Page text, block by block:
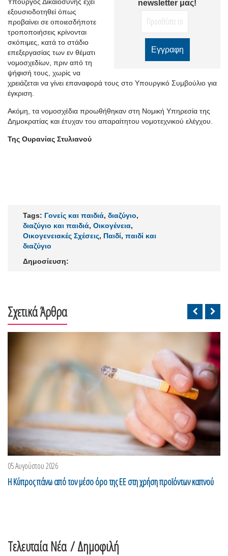
newsletter μας!
Υπουργός Δικαιοσύνης έχει
εξουσιοδοτηθεί όπως
προβαίνει σε οποιεσδήποτε
τροποποιήσεις κρίνονται
σκόπιμες, κατά το στάδιο
επεξεργασίας των εν θέματι
νομοσχεδίων, πριν από τη
ψήφισή τους, χωρίς να
χρειάζεται να γίνει επαναφορά τους στο Υπουργικό Συμβούλιο για
έγκριση.
Ακόμη, τα νομοσχέδια προωθήθηκαν στη Νομική Υπηρεσία της
Δημοκρατίας και έτυχαν του απαραίτητου νομοτεχνικού ελέγχου.
Της Ουρανίας Στυλιανού
Tags: Γονείς και παιδιά, διαζύγιο,
διαζύγιο και παιδιά, Οικογένεια,
Οικογενειακές Σχέσεις, Παιδί, παιδί και
διαζύγιο
Δημοσίευση:
Σχετικά Άρθρα
05 Αυγούστου 2026
Η Κύπρος πάνω από τον μέσο όρο της ΕΕ στη χρήση προϊόντων καπνού
Τελευταία Νέα/ Δημοφιλή